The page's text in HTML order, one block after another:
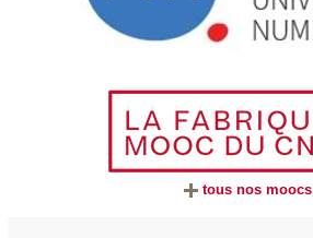
tous nos moocs